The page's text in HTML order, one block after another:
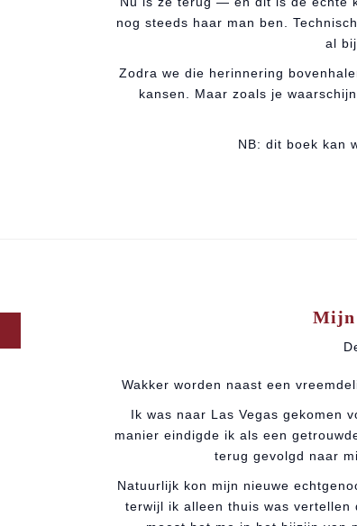
nog steeds haar man ben.
al
Zodra we die herinnering
kansen. Maar zoals je
NB: dit boek kan
Mijn
Wakker worden naast een
Ik was naar Las Vegas gekomen
manier eindigde ik als een
terug gevolgd naar
Natuurlijk kon mijn nieuwe
terwijl ik alleen thuis was vertellen